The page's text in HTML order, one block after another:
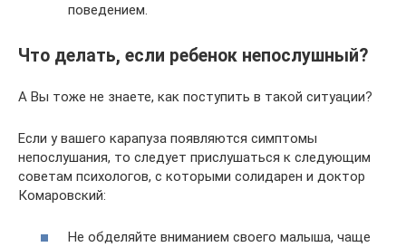
поведением.
Что делать, если ребенок непослушный?
А Вы тоже не знаете, как поступить в такой ситуации?
Если у вашего карапуза появляются симптомы
непослушания, то следует прислушаться к следующим
советам психологов, с которыми солидарен и доктор
Комаровский:
Не обделяйте вниманием своего малыша, чаще